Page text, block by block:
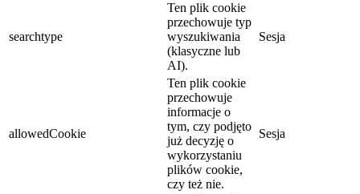
searchtype
Ten plik cookie
przechowuje typ
wyszukiwania
(klasyczne lub
AI).
Sesja
allowedCookie
Ten plik cookie
przechowuje
informacje o
tym, czy podjęto
już decyzję o
wykorzystaniu
plików cookie,
czy też nie.
Sesja